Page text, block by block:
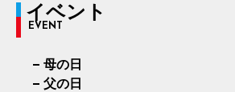
イベント
EVENT
母の日
父の日